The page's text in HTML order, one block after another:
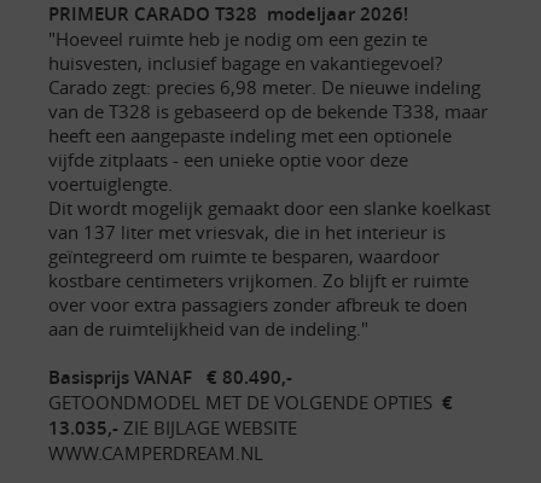
PRIMEUR CARADO T328 modeljaar 2026!
"Hoeveel ruimte heb je nodig om een gezin te
huisvesten, inclusief bagage en vakantiegevoel?
Carado zegt: precies 6,98 meter. De nieuwe indeling
van de T328 is gebaseerd op de bekende T338, maar
heeft een aangepaste indeling met een optionele
vijfde zitplaats - een unieke optie voor deze
voertuiglengte.
Dit wordt mogelijk gemaakt door een slanke koelkast
van 137 liter met vriesvak, die in het interieur is
geïntegreerd om ruimte te besparen, waardoor
kostbare centimeters vrijkomen. Zo blijft er ruimte
over voor extra passagiers zonder afbreuk te doen
aan de ruimtelijkheid van de indeling."
Basisprijs VANAF € 80.490,-
GETOONDMODEL MET DE VOLGENDE OPTIES €
13.035,- ZIE BIJLAGE WEBSITE
WWW.CAMPERDREAM.NL